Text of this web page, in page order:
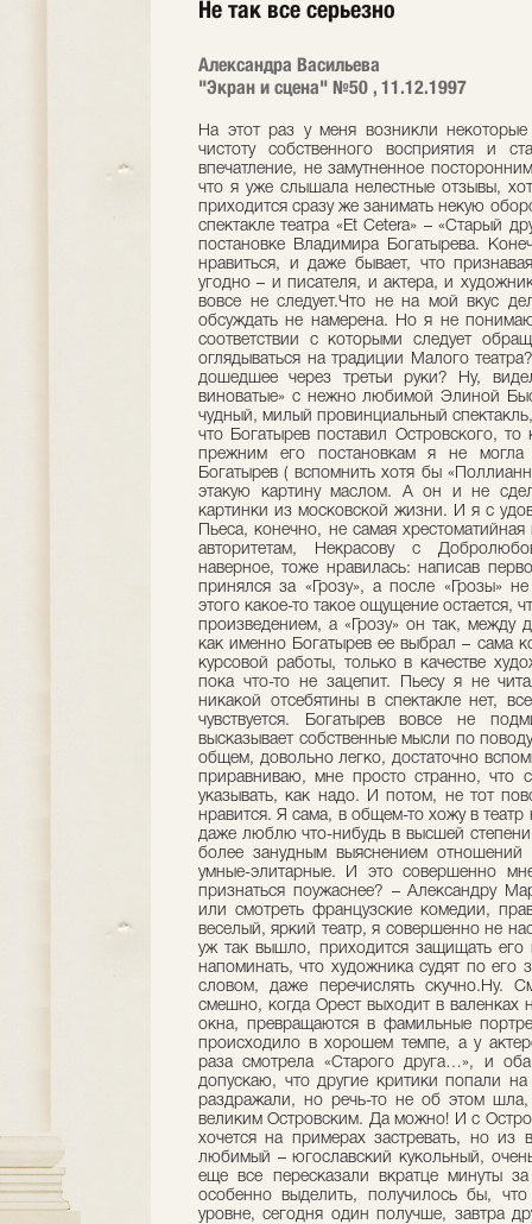
Не так все серьезно
Александра Васильева
"Экран и сцена" №50 , 11.12.1997
На этот раз у меня возникли
чистоту собственного восприятия и
впечатление, не замутненное
что я уже слышала нелестные отзывы,
приходится сразу же занимать некую
спектакле театра «Et Cetera» – «Старый
постановке Владимира Богатырева.
нравиться, и даже бывает, что
угодно – и писателя, и актера, и
вовсе не следует.Что не на мой вкус
обсуждать не намерена. Но я не
соответствии с которыми следует
оглядываться на традиции Малого
дошедшее через третьи руки? Ну,
виноватые» с нежно любимой Элиной
чудный, милый провинциальный
что Богатырев поставил Островского,
прежним его постановкам я не могла
Богатырев ( вспомнить хотя бы
этакую картину маслом. А он и не
картинки из московской жизни. И я с
Пьеса, конечно, не самая
авторитетам, Некрасову с
наверное, тоже нравилась: написав
принялся за «Грозу», а после «Грозы»
этого какое-то такое ощущение остается,
произведением, а «Грозу» он так,
как именно Богатырев ее выбрал – сама
курсовой работы, только в качестве
пока что-то не зацепит. Пьесу я не
никакой отсебятины в спектакле нет,
чувствуется. Богатырев вовсе не
высказывает собственные мысли по
общем, довольно легко, достаточно
приравниваю, мне просто странно, что
указывать, как надо. И потом, не тот
нравится. Я сама, в общем-то хожу в
даже люблю что-нибудь в высшей
более занудным выяснением
умные-элитарные. И это совершенно
признаться поужаснее? – Александру
или смотреть французские комедии,
веселый, яркий театр, я совершенно не
уж так вышло, приходится защищать его
напоминать, что художника судят по его
словом, даже перечислять скучно.Ну.
смешно, когда Орест выходит в валенках
окна, превращаются в фамильные
происходило в хорошем темпе, а у
раза смотрела «Старого друга…», и
допускаю, что другие критики попали
раздражали, но речь-то не об этом
великим Островским. Да можно! И с
хочется на примерах застревать, но из
любимый – югославский кукольный,
еще все пересказали вкратце минуты
особенно выделить, получилось бы,
уровне, сегодня один получше, завтра